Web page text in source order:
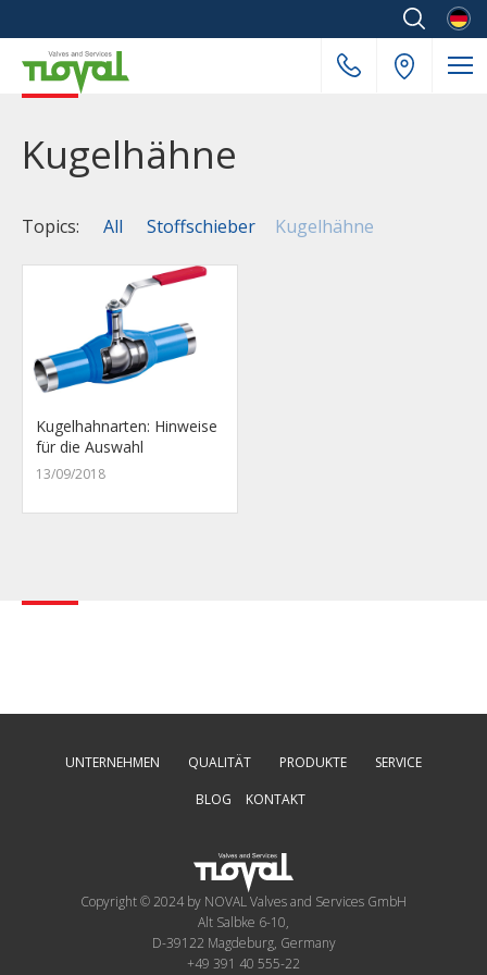
Kugelhähne
Topics: All Stoffschieber Kugelhähne
Kugelhahnarten: Hinweise
für die Auswahl
13/09/2018
UNTERNEHMEN QUALITÄT PRODUKTE
SERVICE
BLOG
KONTAKT
Copyright © 2024 by NOVAL Valves and Services GmbH
Alt Salbke 6-10,
D-39122 Magdeburg, Germany
+49 391 40 555-22